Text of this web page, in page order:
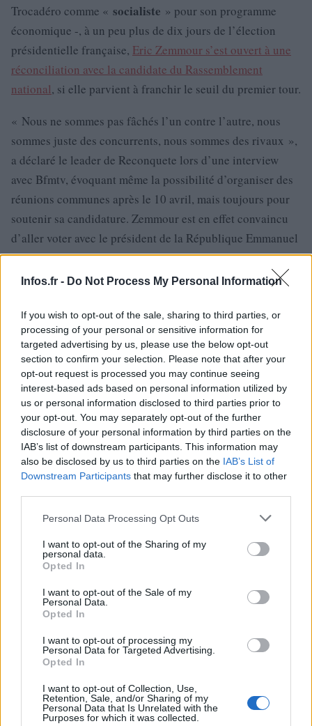
Infos.fr - Do Not Process My Personal Information
If you wish to opt-out of the sale, sharing to third parties, or
processing of your personal or sensitive information for
targeted advertising by us, please use the below opt-out
section to confirm your selection. Please note that after your
opt-out request is processed you may continue seeing
interest-based ads based on personal information utilized by
us or personal information disclosed to third parties prior to
your opt-out. You may separately opt-out of the further
disclosure of your personal information by third parties on the
IAB’s list of downstream participants. This information may
also be disclosed by us to third parties on the IAB’s List of
Downstream Participants that may further disclose it to other
Please note that this website/app uses one or more Google
not limited to your visit or usage behaviour. You may click to
grant or deny consent to Google and its third-party tags to
use your data for below specified purposes in below Google
consent section.
Personal Data Processing Opt Outs
I want to opt-out of the Sharing of my
personal data.
Opted In
I want to opt-out of the Sale of my
Personal Data.
Opted In
I want to opt-out of processing my
Personal Data for Targeted Advertising.
Opted In
I want to opt-out of Collection, Use,
Retention, Sale, and/or Sharing of my
Personal Data that Is Unrelated with the
Purposes for which it was collected.
Trocadéro comme « socialiste » pour son programme
économique -, à un peu plus de dix jours de l’élection
présidentielle française, Eric Zemmour s’est ouvert à une
réconciliation avec la candidate du Rassemblement
national, si elle parvient à franchir le seuil du premier tour.
« Nous ne sommes pas fâchés l’un contre l’autre, nous
sommes juste des concurrents, nous sommes des rivaux »,
a déclaré le leader de Reconquete lors d’une interview
avec Bfmtv, évoquant même la possibilité d’organiser des
réunions communes après le 10 avril, mais toujours pour
soutenir sa candidature. Zemmour est en effet convaincu
d’aller voter avec le président de la République Emmanuel
Macron, car il se décrit comme «le seul capable de
rassembler la droite« .
Le Pen ne peut pas le faire, car si mon électorat est
composé de phyllistes et de classes populaires, ses
électeurs sont surtout des ouvriers et des petits
employés ». Il y a quelques jours, le candidat d’extrême-
droite a prédit qu’en cas de second tour, « de nombreuses
personnes parmi les plus influentes du parti républicain,
comme Eric Ciotti, François Xavier Bellamy et Nadine
Morano, demanderont à leurs électeurs de voter pour